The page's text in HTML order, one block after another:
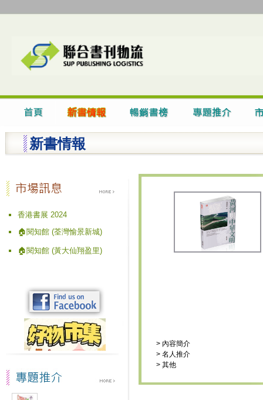
新書情報
香港書展 2024
🏠閱知館 (荃灣愉景新城)
🏠閱知館 (黃大仙翔盈里)
> 內容簡介
> 名人推介
> 其他